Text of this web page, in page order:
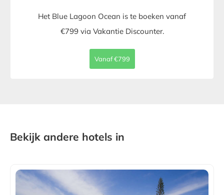
Het Blue Lagoon Ocean is te boeken vanaf
€799 via Vakantie Discounter.
Vanaf €799
Bekijk andere hotels in